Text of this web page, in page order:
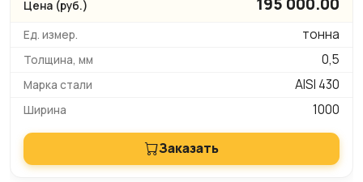
тонна
0,5
AISI 430
1000
Заказать